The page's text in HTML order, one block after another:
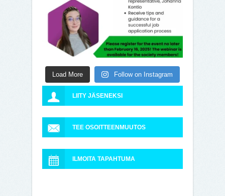
Load More Follow on Instagram
LIITY JÄSENEKSI
TEE OSOITTEENMUUTOS
ILMOITA TAPAHTUMA